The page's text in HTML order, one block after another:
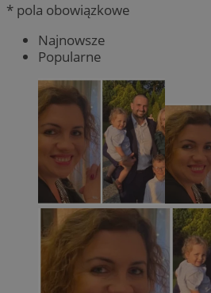
* pola obowiązkowe
Najnowsze
Popularne